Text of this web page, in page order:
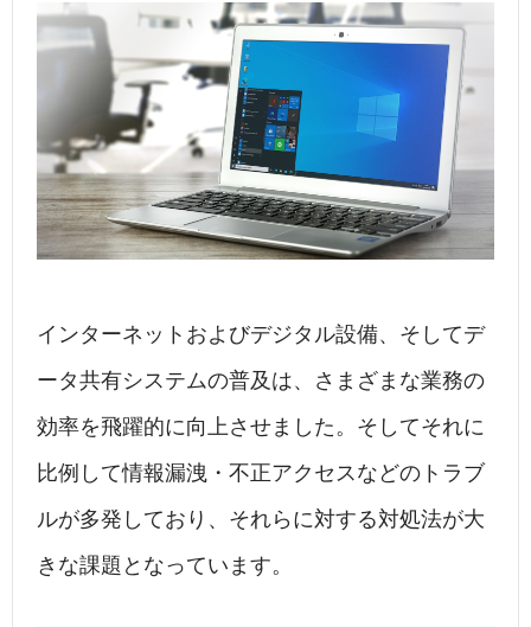
インターネットおよびデジタル設備、そしてデ
ータ共有システムの普及は、さまざまな業務の
効率を飛躍的に向上させました。そしてそれに
比例して情報漏洩・不正アクセスなどのトラブ
ルが多発しており、それらに対する対処法が大
きな課題となっています。